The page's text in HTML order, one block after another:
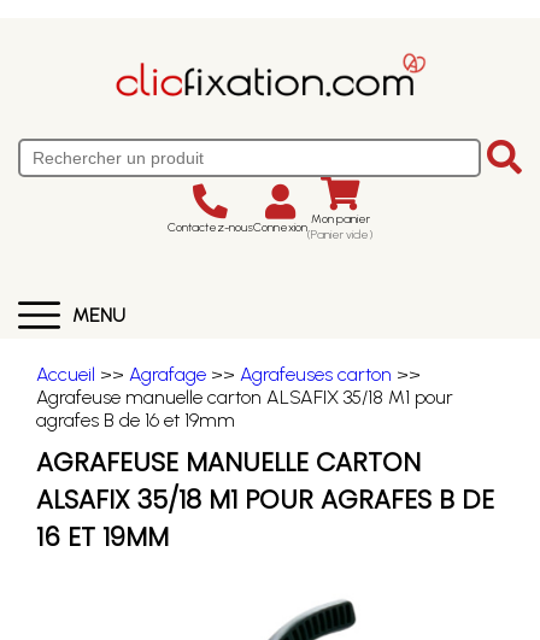
Contactez-nousConnexion Mon panier
(Panier vide)
MENU
Accueil >> Agrafage >> Agrafeuses carton >>
Agrafeuse manuelle carton ALSAFIX 35/18 M1 pour
agrafes B de 16 et 19mm
AGRAFEUSE MANUELLE CARTON
ALSAFIX 35/18 M1 POUR AGRAFES B DE
16 ET 19MM